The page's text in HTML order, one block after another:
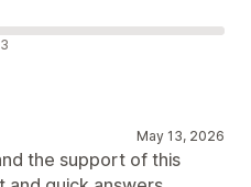
3
May 13, 2026
the support of this